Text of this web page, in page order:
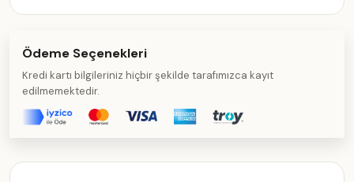
Ödeme Seçenekleri
Kredi kartı bilgileriniz hiçbir şekilde tarafımızca kayıt
edilmemektedir.